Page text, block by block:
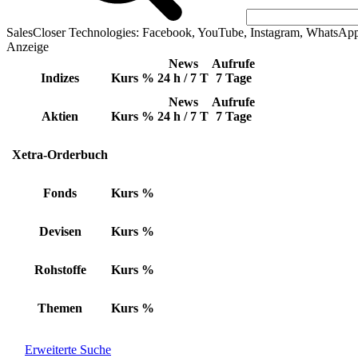
SalesCloser Technologies: Facebook, YouTube, Instagram,
Anzeige
Indizes Kurs %
News
24 h / 7 T
Aufrufe
7 Tage
Aktien Kurs %
News
24 h / 7 T
Aufrufe
7 Tage
Xetra-Orderbuch
Fonds Kurs %
Devisen Kurs %
Rohstoffe Kurs %
Themen Kurs %
Erweiterte Suche